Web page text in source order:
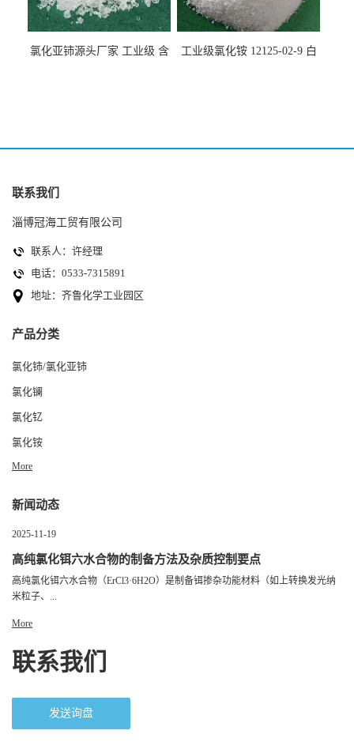
氯化亚铈源头厂家 工业级 含
工业级氯化铵 12125-02-9 白
联系我们
淄博冠海工贸有限公司
联系人：许经理
电话：0533-7315891
地址：齐鲁化学工业园区
产品分类
氯化铈/氯化亚铈
氯化镧
氯化钇
氯化铵
More
新闻动态
2025-11-19
高纯氯化铒六水合物的制备方法及杂质控制要点
高纯氯化铒六水合物（ErCl3·6H2O）是制备铒掺杂功能材料（如上转换发光纳
米粒子、...
More
联系我们
发送询盘